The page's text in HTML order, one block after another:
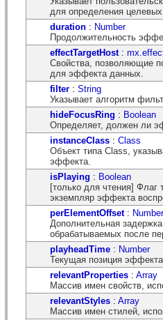
для определения
duration : Number
Продолжительность
effectTargetHost :
Свойства, позволяющие
для эффекта данных.
filter : String
Указывает алгоритм
hideFocusRing : Boolean
Определяет, должен ли
instanceClass : Class
Объект типа Class,
эффекта.
isPlaying : Boolean
[только для чтения] Флаг
экземпляр эффекта
perElementOffset: Number
Дополнительная
обрабатываемых после
playheadTime : Number
Текущая позиция
relevantProperties : Array
Массив имен свойств,
relevantStyles : Array
Массив имен стилей,